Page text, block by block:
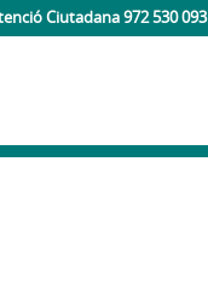
Ciutadana 972 530 093